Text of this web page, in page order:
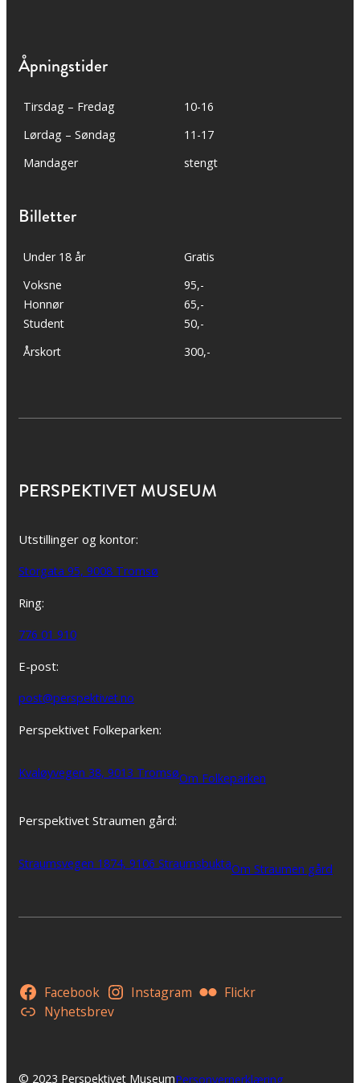
Åpningstider
Tirsdag – Fredag
10-16
Lørdag – Søndag
11-17
Mandager
stengt
Billetter
Under 18 år
Gratis
Voksne
Honnør
Student
95,-
65,-
50,-
Årskort
300,-
PERSPEKTIVET MUSEUM
Utstillinger og kontor:
Storgata 95, 9008 Tromsø
Ring:
776 01 910
E-post:
post@perspektivet.no
Perspektivet Folkeparken:
Kvaløyvegen 38, 9013 TromsøOm Folkeparken
Perspektivet Straumen gård:
Straumsvegen 1874, 9106 StraumsbuktaOm Straumen gård
Facebook Instagram
Flickr
Nyhetsbrev
© 2023 Perspektivet MuseumPersonvernerklæring